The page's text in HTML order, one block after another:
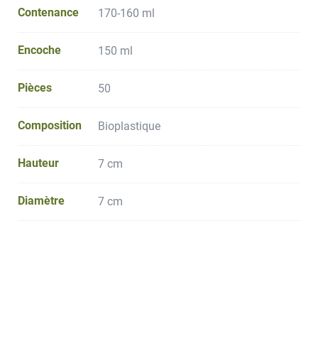
Contenance 170-160 ml
Encoche 150 ml
Pièces 50
Composition Bioplastique
Hauteur 7 cm
Diamètre 7 cm